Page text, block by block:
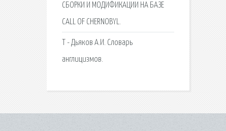
СБОРКИ И МОДИФИКАЦИИ НА БАЗЕ
CALL OF CHERNOBYL.
Т - Дьяков А.И. Словарь
англицизмов.